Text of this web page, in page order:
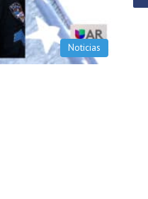
Noticias